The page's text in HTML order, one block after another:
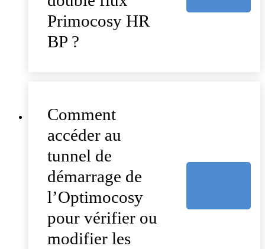
Primocosy HR
BP ?
Comment
accéder au
tunnel de
démarrage de
l’Optimocosy
pour vérifier ou
modifier les